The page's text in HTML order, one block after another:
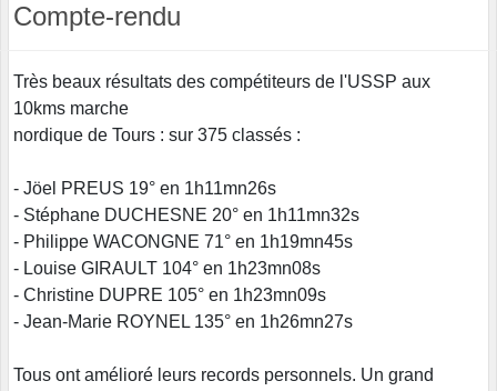
Compte-rendu
Très beaux résultats des compétiteurs de l'USSP aux
10kms marche
nordique de Tours : sur 375 classés :
- Jöel PREUS 19° en 1h11mn26s
- Stéphane DUCHESNE 20° en 1h11mn32s
- Philippe WACONGNE 71° en 1h19mn45s
- Louise GIRAULT 104° en 1h23mn08s
- Christine DUPRE 105° en 1h23mn09s
- Jean-Marie ROYNEL 135° en 1h26mn27s
Tous ont amélioré leurs records personnels. Un grand